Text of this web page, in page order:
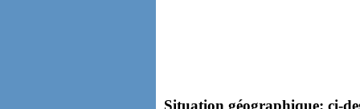
Situation géographique: ci-